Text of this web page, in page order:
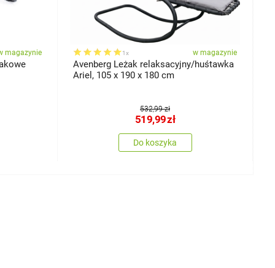
magazynie 1x w magazynie
Avenberg Leżak relaksacyjny/huśtawka
Ariel, 105 x 190 x 180 cm
532,99 zł
519,99zł
Do koszyka